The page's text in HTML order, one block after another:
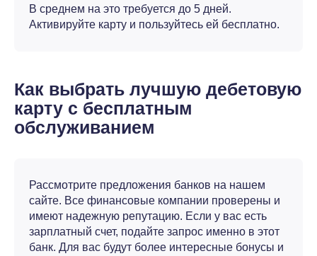
В среднем на это требуется до 5 дней.
Активируйте карту и пользуйтесь ей бесплатно.
Как выбрать лучшую дебетовую
карту с бесплатным
обслуживанием
Рассмотрите предложения банков на нашем
сайте. Все финансовые компании проверены и
имеют надежную репутацию. Если у вас есть
зарплатный счет, подайте запрос именно в этот
банк. Для вас будут более интересные бонусы и